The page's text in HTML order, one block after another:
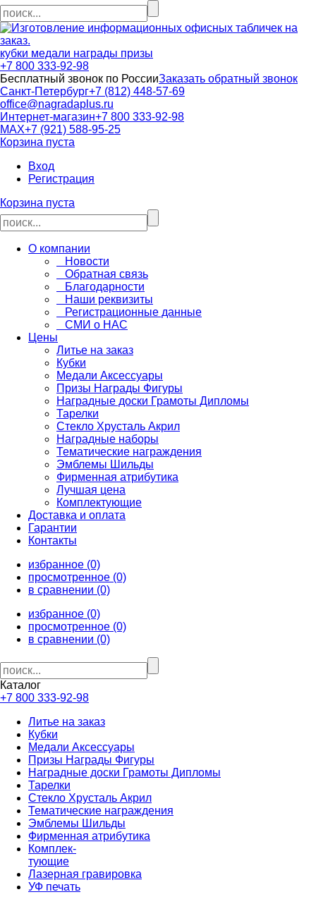
кубки медали награды призы
+7 800 333-92-98
Бесплатный звонок по РоссииЗаказать обратный звонок
Санкт-Петербург+7 (812) 448-57-69
office@nagradaplus.ru
Интернет-магазин+7 800 333-92-98
MAX+7 (921) 588-95-25
Корзина пуста
Вход
Регистрация
Корзина пуста
О компании
Новости
Обратная связь
Благодарности
Наши реквизиты
Регистрационные данные
СМИ о НАС
Цены
Литье на заказ
Кубки
Медали Аксессуары
Призы Награды Фигуры
Наградные доски Грамоты Дипломы
Тарелки
Стекло Хрусталь Акрил
Наградные наборы
Тематические награждения
Эмблемы Шильды
Фирменная атрибутика
Лучшая цена
Комплектующие
Доставка и оплата
Гарантии
Контакты
избранное (0)
просмотренное (0)
в сравнении (0)
избранное (0)
просмотренное (0)
в сравнении (0)
Каталог
+7 800 333-92-98
Литье на заказ
Кубки
Медали Аксессуары
Призы Награды Фигуры
Наградные доски Грамоты Дипломы
Тарелки
Стекло Хрусталь Акрил
Тематические награждения
Эмблемы Шильды
Фирменная атрибутика
Комплек-
тующие
Лазерная гравировка
УФ печать